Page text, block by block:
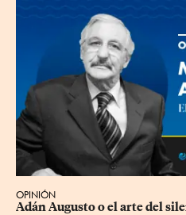
OPINIÓN
Adán Augusto o el arte del